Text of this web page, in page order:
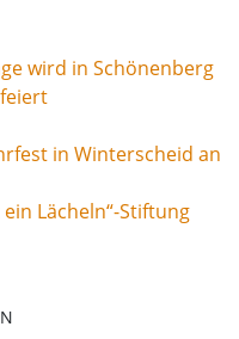
wird in Schönenberg
in Winterscheid an
Lächeln“-Stiftung